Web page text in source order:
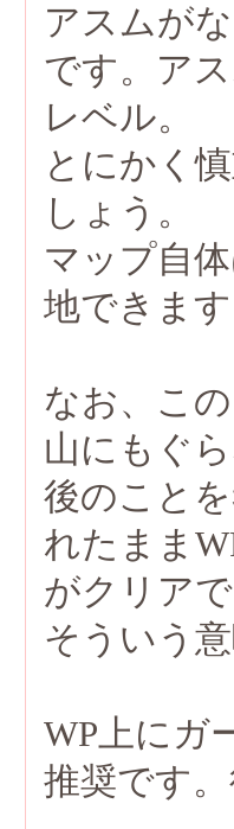
アスムが
です。ア
レベル。
とにかく
しょう。
マップ自
地できま
なお、こ
山にもぐ
後のこと
れたまま
がクリア
そういう
WP上にガ
推奨です